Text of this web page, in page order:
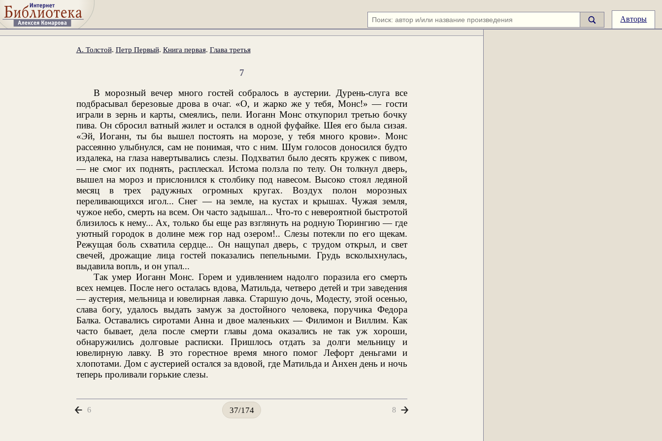
Авторы
А. Толстой. Петр Первый. Книга первая. Глава третья
7
В морозный вечер много гостей собралось в аустерии. Дурень-слуга все
подбрасывал березовые дрова в очаг. «О, и жарко же у тебя, Монс!» — гости
играли в зернь и карты, смеялись, пели. Иоганн Монс откупорил третью бочку
пива. Он сбросил ватный жилет и остался в одной фуфайке. Шея его была сизая.
«Эй, Иоганн, ты бы вышел постоять на морозе, у тебя много крови». Монс
рассеянно улыбнулся, сам не понимая, что с ним. Шум голосов доносился будто
издалека, на глаза навертывались слезы. Подхватил было десять кружек с пивом,
— не смог их поднять, расплескал. Истома ползла по телу. Он толкнул дверь,
вышел на мороз и прислонился к столбику под навесом. Высоко стоял ледяной
месяц в трех радужных огромных кругах. Воздух полон морозных
переливающихся игол... Снег — на земле, на кустах и крышах. Чужая земля,
чужое небо, смерть на всем. Он часто задышал... Что-то с невероятной быстротой
близилось к нему... Ах, только бы еще раз взглянуть на родную Тюрингию — где
уютный городок в долине меж гор над озером!.. Слезы потекли по его щекам.
Режущая боль схватила сердце... Он нащупал дверь, с трудом открыл, и свет
свечей, дрожащие лица гостей показались пепельными. Грудь всколыхнулась,
выдавила вопль, и он упал...
Так умер Иоганн Монс. Горем и удивлением надолго поразила его смерть
всех немцев. После него осталась вдова, Матильда, четверо детей и три заведения
— аустерия, мельница и ювелирная лавка. Старшую дочь, Модесту, этой осенью,
слава богу, удалось выдать замуж за достойного человека, поручика Федора
Балка. Оставались сиротами Анна и двое маленьких — Филимон и Виллим. Как
часто бывает, дела после смерти главы дома оказались не так уж хороши,
обнаружились долговые расписки. Пришлось отдать за долги мельницу и
ювелирную лавку. В это горестное время много помог Лефорт деньгами и
хлопотами. Дом с аустерией остался за вдовой, где Матильда и Анхен день и ночь
теперь проливали горькие слезы.
6 37/174 8